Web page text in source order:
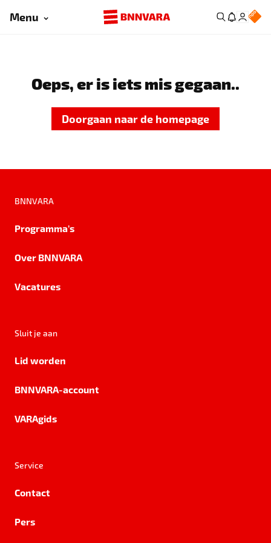
Menu
Oeps, er is iets mis gegaan..
Doorgaan naar de homepage
BNNVARA
Programma's
Over BNNVARA
Vacatures
Sluit je aan
Lid worden
BNNVARA-account
VARAgids
Service
Contact
Pers